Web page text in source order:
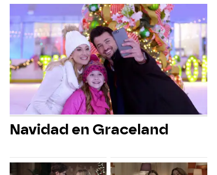
Navidad en Graceland